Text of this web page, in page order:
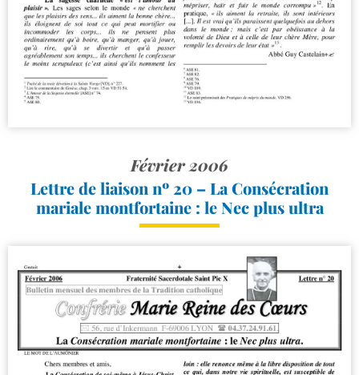
Février 2006
Lettre de liaison nº 20 – La Consécration
mariale montfortaine : le Nec plus ultra